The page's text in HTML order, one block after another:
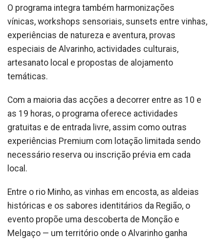
O programa integra também harmonizações
vínicas, workshops sensoriais, sunsets entre vinhas,
experiências de natureza e aventura, provas
especiais de Alvarinho, actividades culturais,
artesanato local e propostas de alojamento
temáticas.
Com a maioria das acções a decorrer entre as 10 e
as 19 horas, o programa oferece actividades
gratuitas e de entrada livre, assim como outras
experiências Premium com lotação limitada sendo
necessário reserva ou inscrição prévia em cada
local.
Entre o rio Minho, as vinhas em encosta, as aldeias
históricas e os sabores identitários da Região, o
evento propõe uma descoberta de Monção e
Melgaço — um território onde o Alvarinho ganha